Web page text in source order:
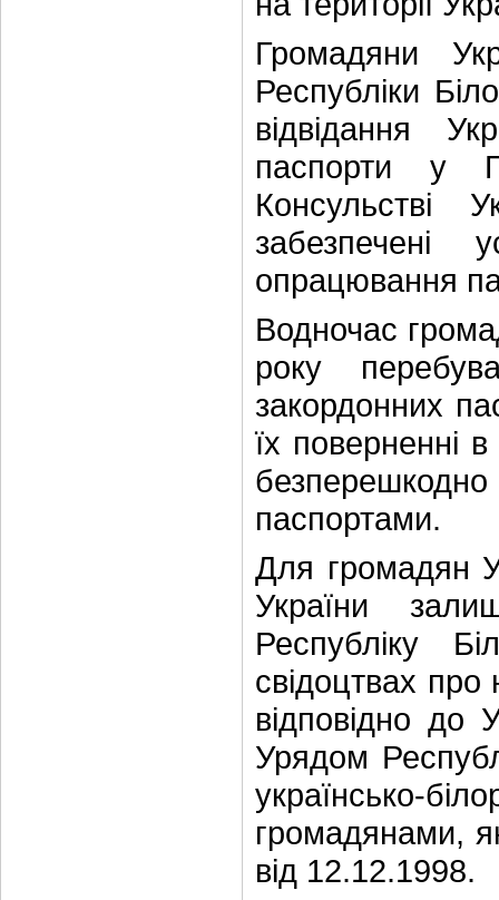
Громадяни
Республіки
відвідання
паспорти у
Консульстві
забезпечені
опрацювання
Водночас
року
закордонних
їх поверненні
паспортами.
Для громадян
України
Республіку
свідоцтвах
відповідно до
Урядом
українсько-
громадянами,
від 12.12.1998.